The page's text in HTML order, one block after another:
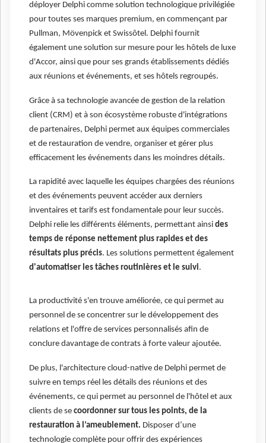
déployer Delphi comme solution technologique privilégiée
pour toutes ses marques premium, en commençant par
Pullman, Mövenpick et Swissôtel. Delphi fournit
également une solution sur mesure pour les hôtels de luxe
d'Accor, ainsi que pour ses grands établissements dédiés
aux réunions et événements, et ses hôtels regroupés.
Grâce à sa technologie avancée de gestion de la relation
client (CRM) et à son écosystème robuste d'intégrations
de partenaires, Delphi permet aux équipes commerciales
et de restauration de vendre, organiser et gérer plus
efficacement les événements dans les moindres détails.
La rapidité avec laquelle les équipes chargées des réunions
et des événements peuvent accéder aux derniers
inventaires et tarifs est fondamentale pour leur succès.
Delphi relie les différents éléments, permettant ainsi des
temps de réponse nettement plus rapides et des
résultats plus précis. Les solutions permettent également
d'automatiser les tâches routinières et le suivi.
La productivité s'en trouve améliorée, ce qui permet au
personnel de se concentrer sur le développement des
relations et l'offre de services personnalisés afin de
conclure davantage de contrats à forte valeur ajoutée.
De plus, l'architecture cloud-native de Delphi permet de
suivre en temps réel les détails des réunions et des
événements, ce qui permet au personnel de l'hôtel et aux
clients de se coordonner sur tous les points, de la
restauration à l’ameublement. Disposer d’une
technologie complète pour offrir des expériences